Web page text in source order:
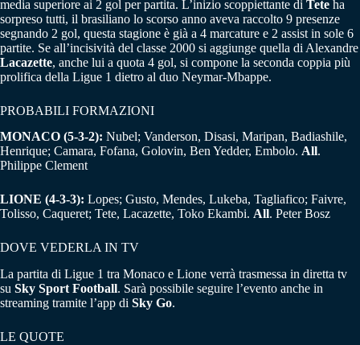
media superiore ai 2 gol per partita. L’inizio scoppiettante di Tete ha
sorpreso tutti, il brasiliano lo scorso anno aveva raccolto 9 presenze
segnando 2 gol, questa stagione è già a 4 marcature e 2 assist in sole 6
partite. Se all’incisività del classe 2000 si aggiunge quella di Alexandre
Lacazette, anche lui a quota 4 gol, si compone la seconda coppia più
prolifica della Ligue 1 dietro al duo Neymar-Mbappe.
PROBABILI FORMAZIONI
MONACO (5-3-2): Nubel; Vanderson, Disasi, Maripan, Badiashile,
Henrique; Camara, Fofana, Golovin, Ben Yedder, Embolo. All.
Philippe Clement
LIONE (4-3-3): Lopes; Gusto, Mendes, Lukeba, Tagliafico; Faivre,
Tolisso, Caqueret; Tete, Lacazette, Toko Ekambi. All. Peter Bosz
DOVE VEDERLA IN TV
La partita di Ligue 1 tra Monaco e Lione verrà trasmessa in diretta tv
su Sky Sport Football. Sarà possibile seguire l’evento anche in
streaming tramite l’app di Sky Go.
LE QUOTE